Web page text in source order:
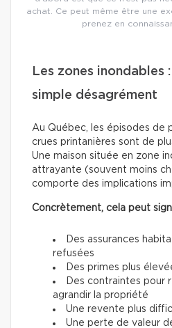
achat. Ce peut même être une
prenez en
Les zones inondables
simple désagrément
Au Québec, les épisodes de
crues printanières sont de
Une maison située en zone
attrayante (souvent moins
comporte des implications
Concrètement, cela peut
Des assurances
refusées
Des primes plus
Des contraintes pour
agrandir la propriété
Une revente plus
Une perte de valeur